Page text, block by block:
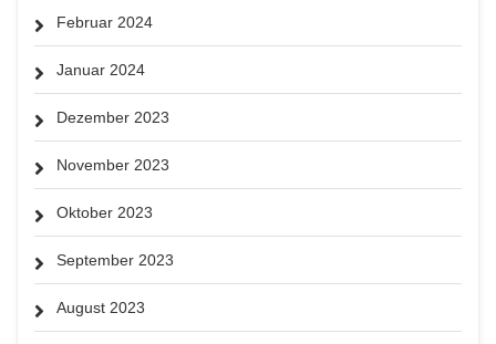
Februar 2024
Januar 2024
Dezember 2023
November 2023
Oktober 2023
September 2023
August 2023